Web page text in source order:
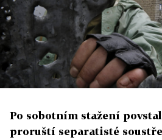
Po sobotním stažení
proruští separatisté